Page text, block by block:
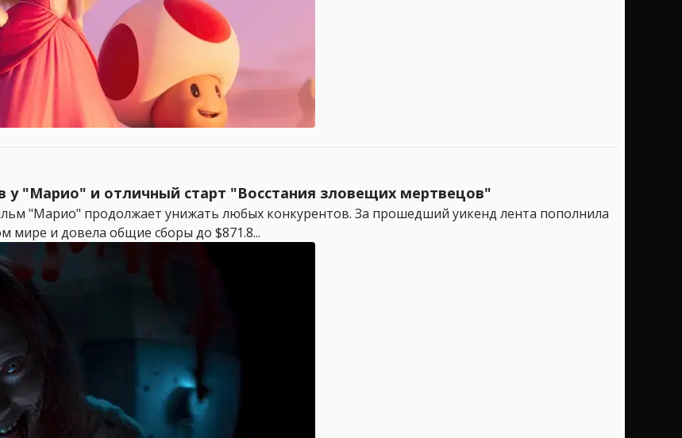
у "Марио" и отличный старт "Восстания зловещих мертвецов"
"Марио" продолжает унижать любых конкурентов. За прошедший уикенд лента пополнила
мире и довела общие сборы до $871.8...